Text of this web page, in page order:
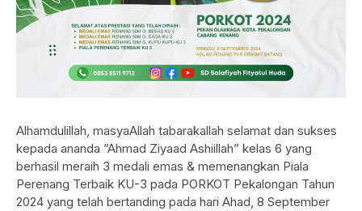
Alhamdulillah, masyaAllah tabarakallah selamat dan sukses
kepada ananda ”Ahmad Ziyaad Ashiillah” kelas 6 yang
berhasil meraih 3 medali emas & memenangkan Piala
Perenang Terbaik KU-3 pada PORKOT Pekalongan Tahun
2024 yang telah bertanding pada hari Ahad, 8 September